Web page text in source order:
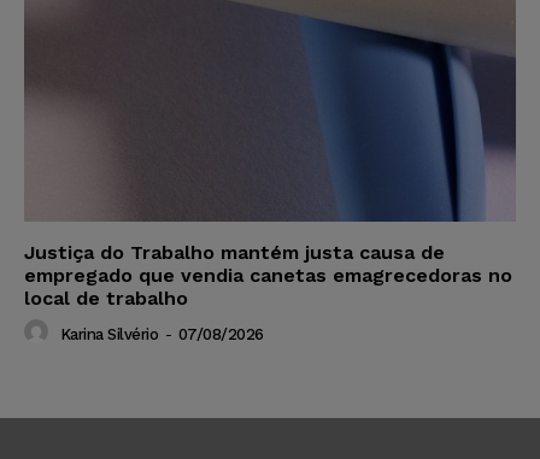
Justiça do Trabalho mantém justa causa de
empregado que vendia canetas emagrecedoras no
local de trabalho
Karina Silvério - 07/08/2026